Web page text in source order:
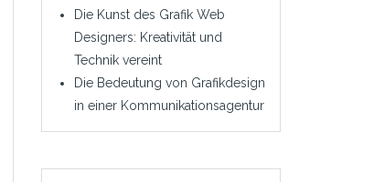
Die Kunst des Grafik Web
Designers: Kreativität und
Technik vereint
Die Bedeutung von Grafikdesign
in einer Kommunikationsagentur